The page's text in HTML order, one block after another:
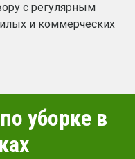
с регулярным
и коммерческих
уборке в